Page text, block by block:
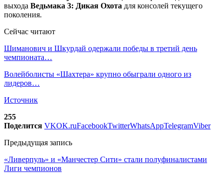
выхода Ведьмака 3: Дикая Охота для консолей текущего
поколения.
Сейчас читают
Шиманович и Шкурдай одержали победы в третий день
чемпионата…
Волейболисты «Шахтера» крупно обыграли одного из
лидеров…
Источник
255
Поделится VKOK.ruFacebookTwitterWhatsAppTelegramViber
Предыдущая запись
«Ливерпуль» и «Манчестер Сити» стали полуфиналистами
Лиги чемпионов